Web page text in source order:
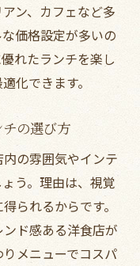
ン、カフェなど多
価格設定が多いの
れたランチを楽し
化できます。
の選び方
の雰囲気やインテ
う。理由は、視覚
られるからです。
ド感ある洋食店が
メニューでコスパ